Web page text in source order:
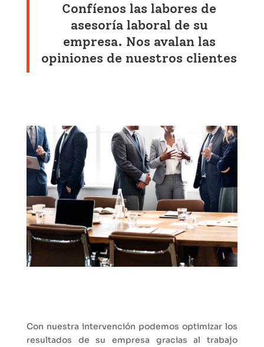
Confíenos las labores de
asesoría laboral de su
empresa. Nos avalan las
opiniones de nuestros clientes
Con nuestra intervención podemos optimizar los
resultados de su empresa gracias al trabajo